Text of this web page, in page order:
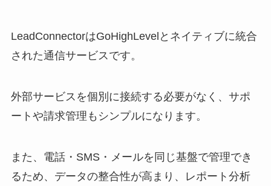
LeadConnectorはGoHighLevelとネイティブに統合
された通信サービスです。
外部サービスを個別に接続する必要がなく、サポ
ートや請求管理もシンプルになります。
また、電話・SMS・メールを同じ基盤で管理でき
るため、データの整合性が高まり、レポート分析